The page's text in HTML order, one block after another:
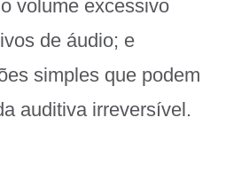
volume excessivo
de áudio; e
simples que podem
auditiva irreversível.